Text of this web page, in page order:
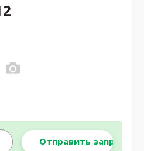
Отправить запрос